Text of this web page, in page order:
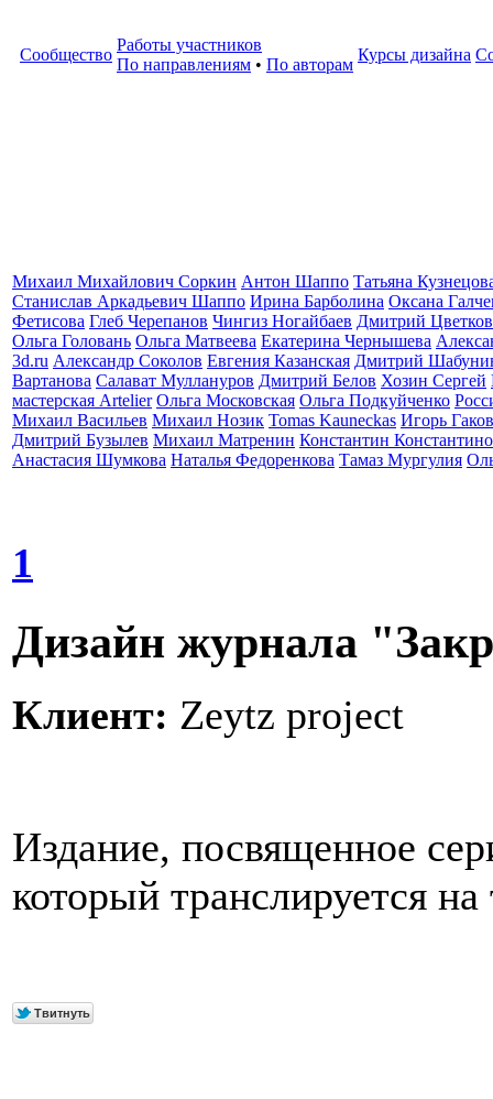
Сообщество
Работы участников
По направлениям • По авторам
Курсы дизайна
Михаил Михайлович Соркин Антон Шаппо Татьяна
Станислав Аркадьевич Шаппо Ирина Барболина Оксана
Фетисова Глеб Черепанов Чингиз Ногайбаев Дмитрий Цветков
Ольга Головань Ольга Матвеева Екатерина Чернышева
3d.ru Александр Соколов Евгения Казанская Дмитрий
Вартанова Салават Муллануров Дмитрий Белов Хозин Сергей
мастерская Artelier Ольга Московская Ольга Подкуйченко
Михаил Васильев Михаил Нозик Tomas Kauneckas Игорь Гаков
Дмитрий Бузылев Михаил Матренин Константин
Анастасия Шумкова Наталья Федоренкова Тамаз Мургулия
1
Дизайн журнала
Клиент: Zeytz project
Издание, посвященное
который транслируется